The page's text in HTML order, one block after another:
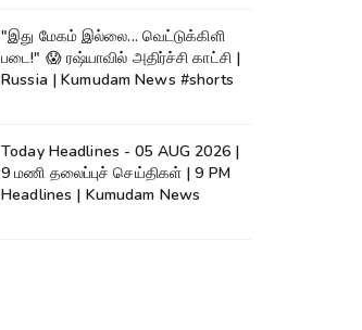
"இது மேகம் இல்லை... வெட்டுக்கிளி
படை!" 😱 ரஷ்யாவில் அதிர்ச்சி காட்சி |
Russia | Kumudam News #shorts
Today Headlines - 05 AUG 2026 |
9 மணி தலைப்புச் செய்திகள் | 9 PM
Headlines | Kumudam News